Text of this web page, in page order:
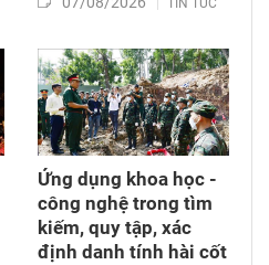
Ứng dụng khoa học -
công nghệ trong tìm
kiếm, quy tập, xác
định danh tính hài cốt